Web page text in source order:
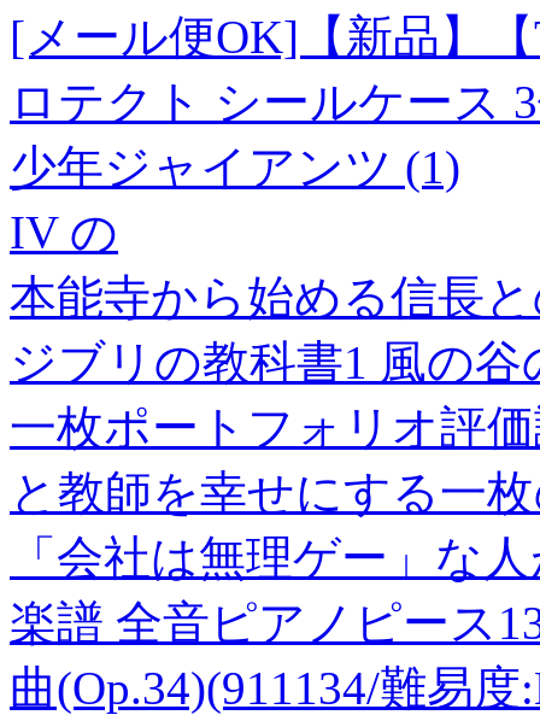
[メール便OK]【新品】
ロテクト シールケース
少年ジャイアンツ (1)
IV の
本能寺から始める信長
ジブリの教科書1 風の
一枚ポートフォリオ評
と教師を幸せにする一
「会社は無理ゲー」な
楽譜 全音ピアノピース
曲(Op.34)(911134/難易度